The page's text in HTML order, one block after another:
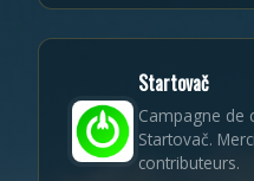
Startovač
Campagne de
Startovač.
contributeurs.